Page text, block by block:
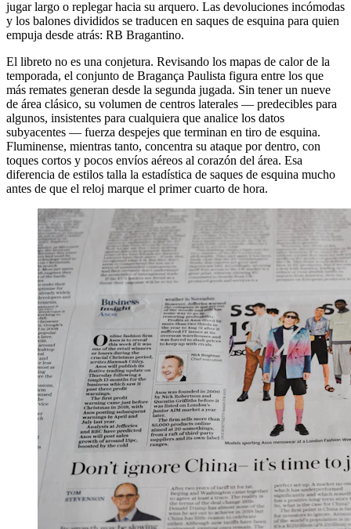
jugar largo o replegar hacia su arquero. Las devoluciones incómodas
y los balones divididos se traducen en saques de esquina para quien
empuja desde atrás: RB Bragantino.
El libreto no es una conjetura. Revisando los mapas de calor de la
temporada, el conjunto de Bragança Paulista figura entre los que
más remates generan desde la segunda jugada. Sin tener un nueve
de área clásico, su volumen de centros laterales — predecibles para
algunos, insistentes para cualquiera que analice los datos
subyacentes — fuerza despejes que terminan en tiro de esquina.
Fluminense, mientras tanto, concentra su ataque por dentro, con
toques cortos y pocos envíos aéreos al corazón del área. Esa
diferencia de estilos talla la estadística de saques de esquina mucho
antes de que el reloj marque el primer cuarto de hora.